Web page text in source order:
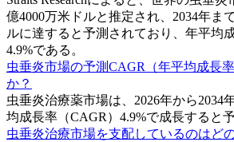
億4000万米ドルと推定され、2034年ま
ルに達すると予測されており、年平均
4.9%である。
虫垂炎市場の予測CAGR（年平均成長
か？
虫垂炎治療薬市場は、2026年から2034
均成長率（CAGR）4.9%で成長すると
虫垂炎治療市場を支配しているのはど